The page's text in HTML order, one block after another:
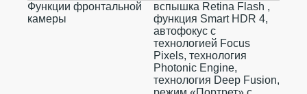
Функции фронтальной
камеры
вспышка Retina Flash ,
функция Smart HDR 4,
автофокус с
технологией Focus
Pixels, технология
Photonic Engine,
технология Deep Fusion,